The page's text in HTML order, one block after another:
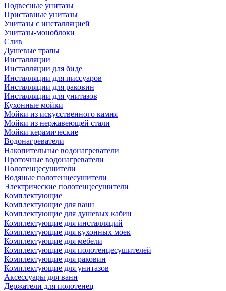
Подвесные унитазы
Приставные унитазы
Унитазы с инсталляцией
Унитазы-моноблоки
Слив
Душевые трапы
Инсталляции
Инсталляции для биде
Инсталляции для писсуаров
Инсталляции для раковин
Инсталляции для унитазов
Кухонные мойки
Мойки из искусственного камня
Мойки из нержавеющей стали
Мойки керамические
Водонагреватели
Накопительные водонагреватели
Проточные водонагреватели
Полотенцесушители
Водяные полотенцесушители
Электрические полотенцесушители
Комплектующие
Комплектующие для ванн
Комплектующие для душевых кабин
Комплектующие для инсталляций
Комплектующие для кухонных моек
Комплектующие для мебели
Комплектующие для полотенцесушителей
Комплектующие для раковин
Комплектующие для унитазов
Аксессуары для ванн
Держатели для полотенец